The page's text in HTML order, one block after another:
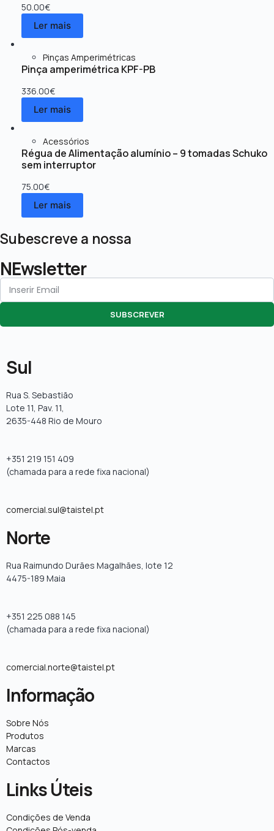
50.00€
Ler mais
Pinças Amperimétricas
Pinça amperimétrica KPF-PB
336.00€
Ler mais
Acessórios
Régua de Alimentação alumínio – 9 tomadas Schuko
sem interruptor
75.00€
Ler mais
Subescreve a nossa
NEwsletter
SUBSCREVER
Sul
Rua S. Sebastião
Lote 11, Pav. 11,
2635-448 Rio de Mouro
+351 219 151 409
(chamada para a rede fixa nacional)
comercial.sul@taistel.pt
Norte
Rua Raimundo Durães Magalhães, lote 12
4475-189 Maia
+351 225 088 145
(chamada para a rede fixa nacional)
comercial.norte@taistel.pt
Informação
Sobre Nós
Produtos
Marcas
Contactos
Links Úteis
Condições de Venda